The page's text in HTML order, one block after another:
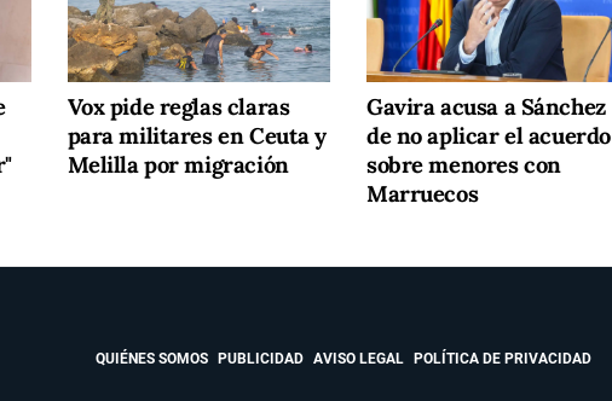
Vox pide reglas claras
para militares en Ceuta y
Melilla por migración
Gavira acusa a Sánchez
de no aplicar el acuerdo
sobre menores con
Marruecos
QUIÉNES SOMOS PUBLICIDAD AVISO LEGAL POLÍTICA DE PRIVACIDAD